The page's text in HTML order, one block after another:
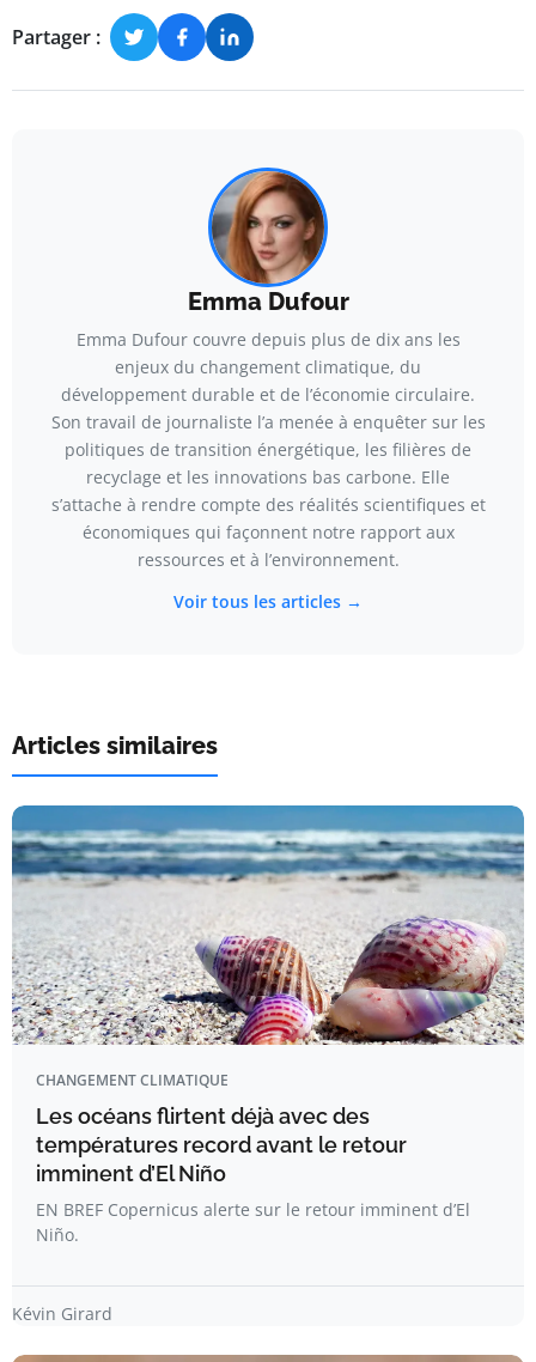
Partager :
Emma Dufour
Emma Dufour couvre depuis plus de dix ans les
enjeux du changement climatique, du
développement durable et de l’économie circulaire.
Son travail de journaliste l’a menée à enquêter sur les
politiques de transition énergétique, les filières de
recyclage et les innovations bas carbone. Elle
s’attache à rendre compte des réalités scientifiques et
économiques qui façonnent notre rapport aux
ressources et à l’environnement.
Voir tous les articles →
Articles similaires
CHANGEMENT CLIMATIQUE
Les océans flirtent déjà avec des
températures record avant le retour
imminent d’El Niño
EN BREF Copernicus alerte sur le retour imminent d’El
Niño.
Kévin Girard